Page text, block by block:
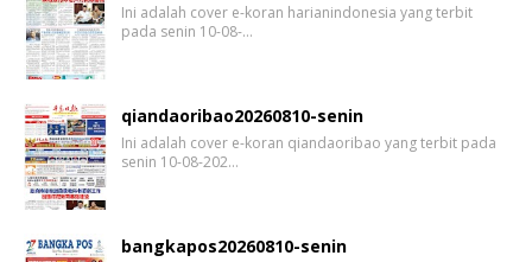
Ini adalah cover e-koran harianindonesia yang terbit
pada senin 10-08-…
qiandaoribao20260810-senin
Ini adalah cover e-koran qiandaoribao yang terbit pada
senin 10-08-202…
bangkapos20260810-senin